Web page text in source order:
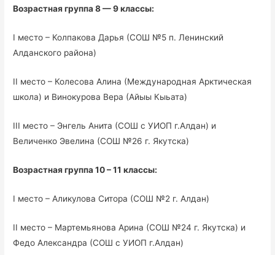
Возрастная группа 8 — 9 классы:
I место – Колпакова Дарья (СОШ №5 п. Ленинский
Алданского района)
II место – Колесова Алина (Международная Арктическая
школа) и Винокурова Вера (Айыы Кыьата)
III место – Энгель Анита (СОШ с УИОП г.Алдан) и
Величенко Эвелина (СОШ №26 г. Якутска)
Возрастная группа 10 – 11 классы:
I место – Аликулова Ситора (СОШ №2 г. Алдан)
II место – Мартемьянова Арина (СОШ №24 г. Якутска) и
Федо Александра (СОШ с УИОП г.Алдан)